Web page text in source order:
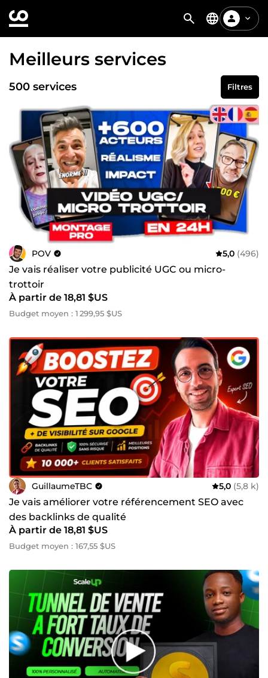
Meilleurs services
500 services Filtres
POV 5,0 (496)
Je vais réaliser votre publicité UGC ou micro-
trottoir
À partir de 18,81 $US
Budget moyen : 1 299,95 $US
GuillaumeTBC 5,0 (5,8 k)
Je vais améliorer votre référencement SEO avec
des backlinks de qualité
À partir de 18,81 $US
Budget moyen : 167,55 $US